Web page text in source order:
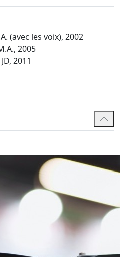
(avec les voix), 2002
2005
2011